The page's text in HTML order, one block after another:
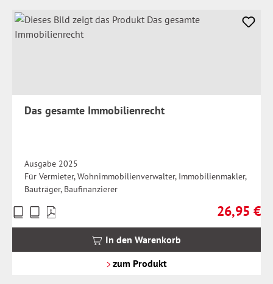
Das gesamte Immobilienrecht
Ausgabe 2025
Für Vermieter, Wohnimmobilienverwalter, Immobilienmakler,
Bauträger, Baufinanzierer
Regulärer
26,95 €
Preise
inkl.
In den Warenkorb
zum Produkt